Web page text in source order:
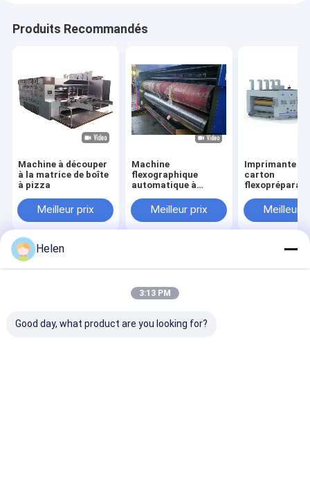
Produits Recommandés
Machine à découper
à la matrice de boîte
à pizza
Meilleur prix
Machine
flexographique
automatique à
découpe et rainage
Meilleur prix
Imprimante en
carton
couleurs
informatisée
Meilleur
nous
nous
Site
Plan du site
Privacy Policy
Ltd. All Rights Reserved.
Helen
3:13 PM
Good day, what product are you looking for?